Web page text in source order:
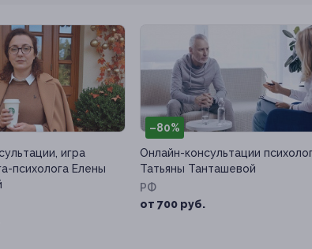
игра
психолога Елены
–80%
Онлайн-консультации
Татьяны Танташевой
РФ
от 700 руб.